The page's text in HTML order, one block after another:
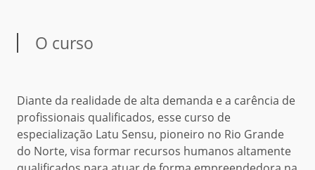
O curso
Diante da realidade de alta demanda e a carência de
profissionais qualificados, esse curso de
especialização Latu Sensu, pioneiro no Rio Grande
do Norte, visa formar recursos humanos altamente